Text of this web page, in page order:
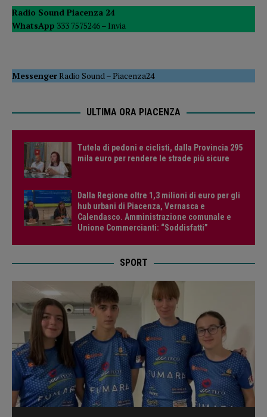
Radio Sound Piacenza 24
WhatsApp 333 7575246 – Invia
MessengerRadio Sound –Piacenza24
ULTIMA ORA PIACENZA
Tutela di pedoni e ciclisti, dalla Provincia 295
mila euro per rendere le strade più sicure
Dalla Regione oltre 1,3 milioni di euro per gli
hub urbani di Piacenza, Vernasca e
Calendasco. Amministrazione comunale e
Unione Commercianti: “Soddisfatti”
SPORT